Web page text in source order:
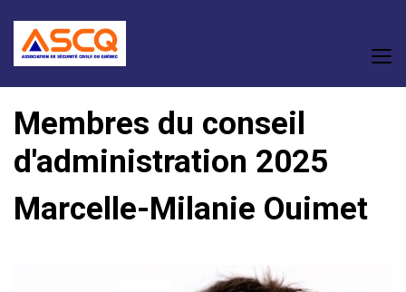
Membres du conseil
d'administration 2025
Marcelle-Milanie Ouimet